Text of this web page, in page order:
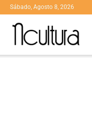
Sábado, Agosto 8, 2026